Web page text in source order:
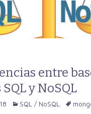
entre
y NoSQL
SQL / NoSQL